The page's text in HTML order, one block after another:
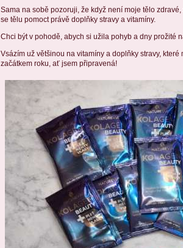
Sama na sobě pozoruji, že když není moje tělo
se tělu pomoct právě doplňky stravy a vitamíny.
Chci být v pohodě, abych si užila pohyb a dny prožité
Vsázím už většinou na vitamíny a doplňky stravy,
začátkem roku, ať jsem připravená!